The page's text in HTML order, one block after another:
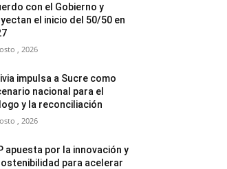
con el Gobierno y
el inicio del 50/50 en
, 2026
impulsa a Sucre como
nacional para el
y la reconciliación
, 2026
apuesta por la innovación y
para acelerar